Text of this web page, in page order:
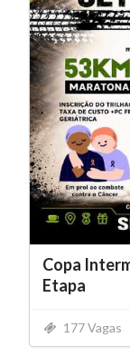
Copa
Etapa
177 Vagas